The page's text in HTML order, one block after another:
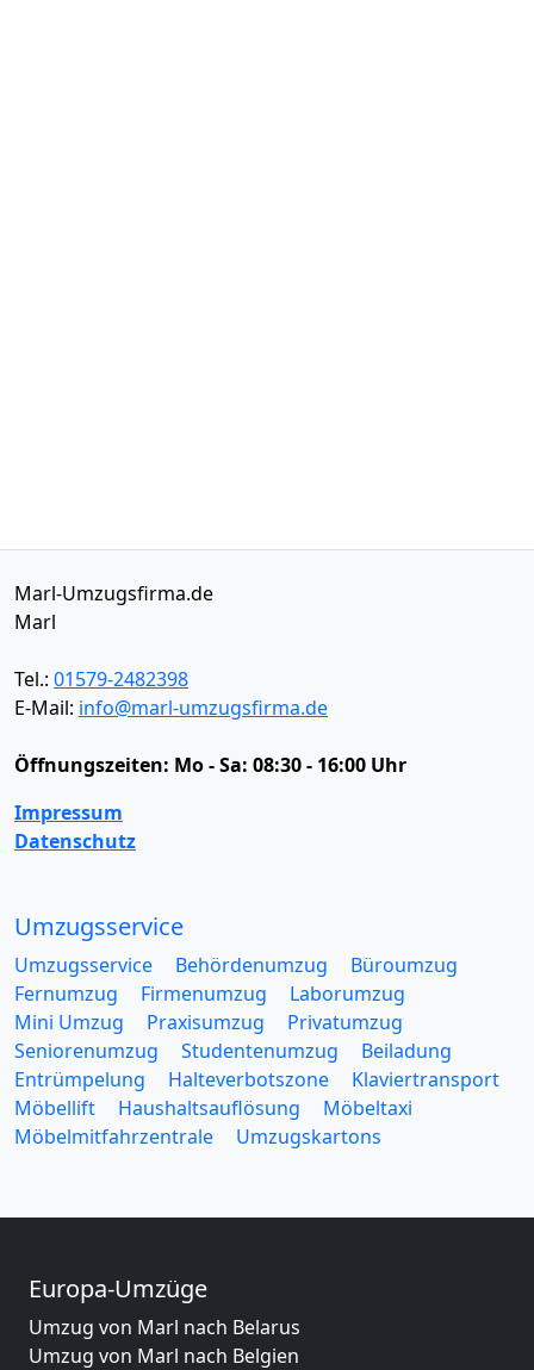
Marl-Umzugsfirma.de
Marl
Tel.: 01579-2482398
E-Mail: info@marl-umzugsfirma.de
Öffnungszeiten: Mo - Sa: 08:30 - 16:00 Uhr
Impressum
Datenschutz
Umzugsservice
Umzugsservice Behördenumzug
Büroumzug
Fernumzug
Firmenumzug
Laborumzug
Mini Umzug
Praxisumzug
Privatumzug
Seniorenumzug
Studentenumzug
Beiladung
Entrümpelung
Halteverbotszone
Klaviertransport
Möbellift
Haushaltsauflösung
Möbeltaxi
Möbelmitfahrzentrale
Umzugskartons
Europa-Umzüge
Umzug von Marl nach Belarus
Umzug von Marl nach Belgien